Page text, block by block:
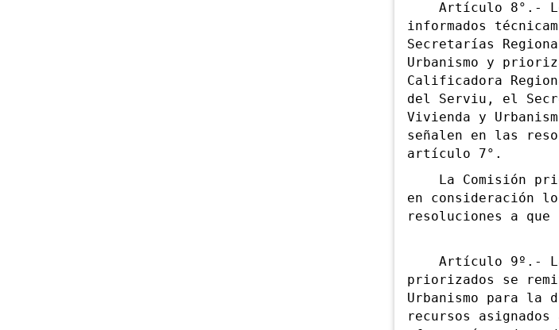
Artículo 8°.- Los
informados
Secretarías
Urbanismo y
Calificadora
del Serviu, el
Vivienda y
señalen en las
artículo 7°.
La Comisión
en consideración
resoluciones a
Artículo 9º.- La
priorizados
se
Urbanismo para
recursos